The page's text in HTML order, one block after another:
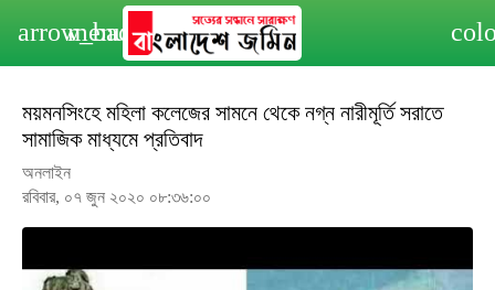
arrow_back
menu
ময়মনসিংহে মহিলা কলেজের সামনে থেকে নগ্ন নারীমূর্তি সরাতে
সামাজিক মাধ্যমে প্রতিবাদ
অনলাইন
রবিবার, ০৭ জুন ২০২০ ০৮:৩৬:০০